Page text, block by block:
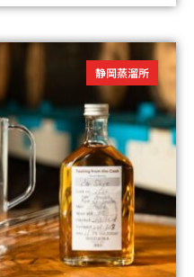
静岡蒸溜所